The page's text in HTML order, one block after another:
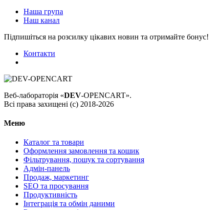
Наша група
Наш канал
Підпишіться на розсилку цікавих новин та отримайте бонус!
Контакти
Веб-лабораторія «DEV-OPENCART».
Всі права захищені (с) 2018-2026
Меню
Каталог та товари
Оформлення замовлення та кошик
Фільтрування, пошук та сортування
Адмін-панель
Продаж, маркетинг
SEO та просування
Продуктивність
Інтеграція та обмін даними